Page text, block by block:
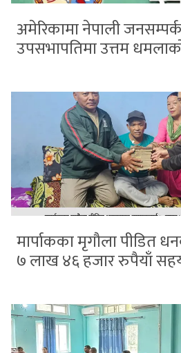
अमेरिकामा नेपाली
उपसभापतिमा उत्तम
मार्पाकका मृगौला पीडित
७ लाख ४६ हजार रुपैयाँ